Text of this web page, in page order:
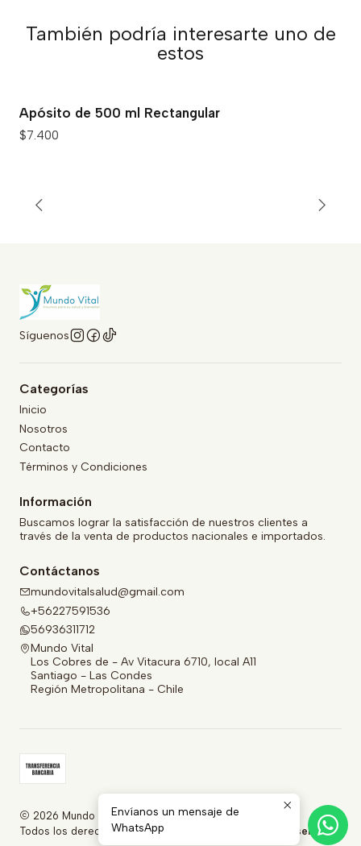
También podría interesarte uno de
estos
Apósito de 500 ml Rectangular
$7.400
Síguenos
Categorías
Inicio
Nosotros
Contacto
Términos y Condiciones
Información
Buscamos lograr la satisfacción de nuestros clientes a
través de la venta de productos nacionales e importados.
Contáctanos
mundovitalsalud@gmail.com
+56227591536
56936311712
Mundo Vital
Los Cobres de - Av Vitacura 6710, local A11
Santiago - Las Condes
Región Metropolitana - Chile
2026 Mundo Vital.
Todos los derechos reservados.
Desarrollado por Jumpseller.
Envíanos un mensaje de
WhatsApp